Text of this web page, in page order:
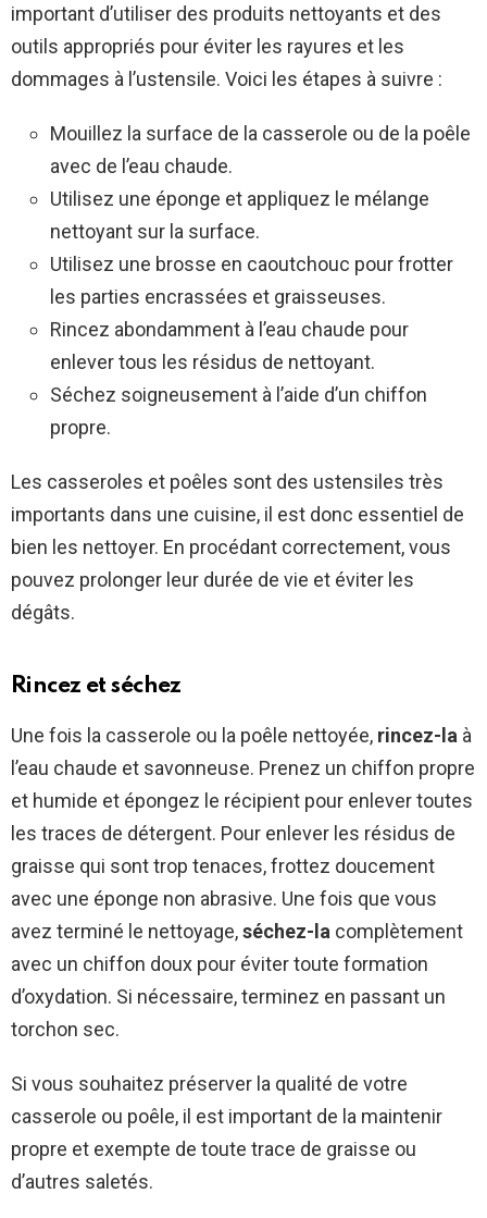
important d’utiliser des produits nettoyants et des
outils appropriés pour éviter les rayures et les
dommages à l’ustensile. Voici les étapes à suivre :
Mouillez la surface de la casserole ou de la poêle
avec de l’eau chaude.
Utilisez une éponge et appliquez le mélange
nettoyant sur la surface.
Utilisez une brosse en caoutchouc pour frotter
les parties encrassées et graisseuses.
Rincez abondamment à l’eau chaude pour
enlever tous les résidus de nettoyant.
Séchez soigneusement à l’aide d’un chiffon
propre.
Les casseroles et poêles sont des ustensiles très
importants dans une cuisine, il est donc essentiel de
bien les nettoyer. En procédant correctement, vous
pouvez prolonger leur durée de vie et éviter les
dégâts.
Rincez et séchez
Une fois la casserole ou la poêle nettoyée, rincez-la à
l’eau chaude et savonneuse. Prenez un chiffon propre
et humide et épongez le récipient pour enlever toutes
les traces de détergent. Pour enlever les résidus de
graisse qui sont trop tenaces, frottez doucement
avec une éponge non abrasive. Une fois que vous
avez terminé le nettoyage,séchez-la complètement
avec un chiffon doux pour éviter toute formation
d’oxydation. Si nécessaire, terminez en passant un
torchon sec.
Si vous souhaitez préserver la qualité de votre
casserole ou poêle, il est important de la maintenir
propre et exempte de toute trace de graisse ou
d’autres saletés.